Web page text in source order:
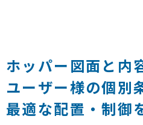
ホッパー図面と内
ユーザー様の個別
最適な配置・制御